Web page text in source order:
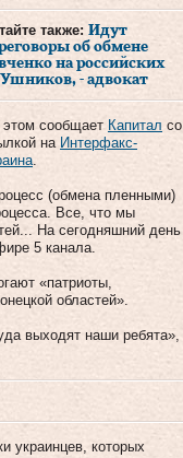
также: Идут
об обмене
на российских
- адвокат
сообщает Капитал со
на Интерфакс-
.
(обмена пленными)
Все, что мы
На сегодняшний день
5 канала.
«патриоты,
областей».
выходят наши ребята»,
украинцев, которых